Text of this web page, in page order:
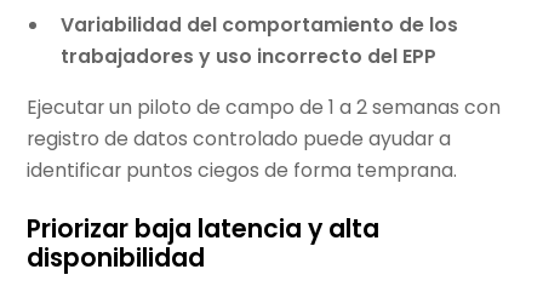
Variabilidad del comportamiento de los
trabajadores y uso incorrecto del EPP
Ejecutar un piloto de campo de 1 a 2 semanas con
registro de datos controlado puede ayudar a
identificar puntos ciegos de forma temprana.
Priorizar baja latencia y alta
disponibilidad